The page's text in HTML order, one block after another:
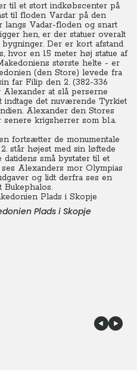
til et stort indkøbscenter på
til floden Vardar på den
langs Vadar-floden og snart
hen, er der statuer overalt
Der er kort afstand
hvor en 15 meter høj statue af
største helte - er
(den Store) levede fra
far Filip den 2. (382-336
Alexander at slå perserne
det nuværende Tyrkiet
Alexander den Stores
krigsherrer som bl.a.
fortsætter de monumentale
står højest med sin løftede
små bystater til et
Alexanders mor Olympias
og lidt derfra ses en
Plads i Skopje